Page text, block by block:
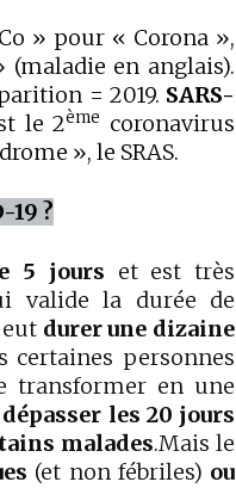
» pour « Corona »,
en anglais).
= 2019. SARS-
le 2ème coronavirus
», le SRAS.
19 ?
5 jours et est très
valide la durée de
durer une dizaine
certaines personnes
transformer en une
dépasser les 20 jours
malades.Mais le
(et non fébriles) ou